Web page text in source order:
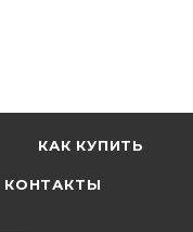
КАК КУПИТЬ
КОНТАКТЫ